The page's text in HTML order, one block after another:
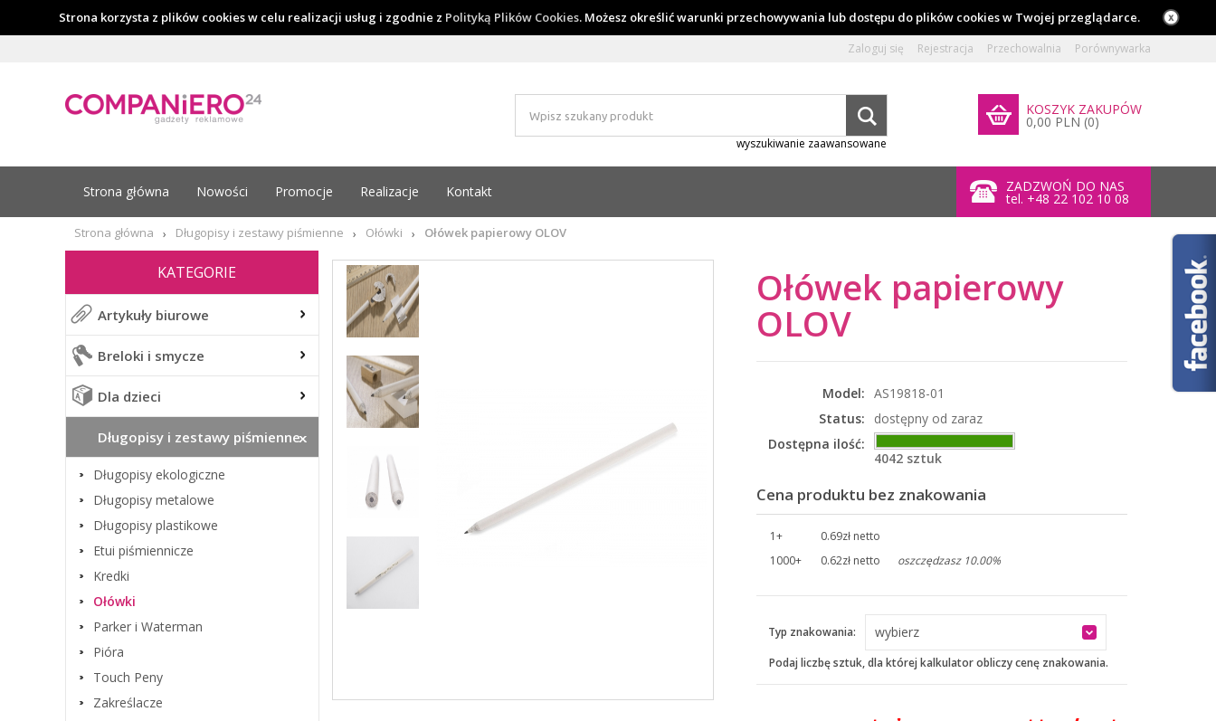
Strona korzysta z plików cookies w celu realizacji usług i zgodnie z Polityką Plików Cookies. Możesz określić warunki przechowywania lub dostępu do plików cookies w Twojej przeglądarce.
Zaloguj się Rejestracja Przechowalnia Porównywarka
KOSZYK ZAKUPÓW
0,00 PLN (0)
wyszukiwanie zaawansowane
Strona główna Nowości Promocje Realizacje Kontakt ZADZWOŃ DO NAS
tel. +48 22 102 10 08
Strona główna › Długopisy i zestawy piśmienne › Ołówki › Ołówek papierowy OLOV
KATEGORIE
Artykuły biurowe
Breloki i smycze
Dla dzieci
Długopisy i zestawy piśmienne
Długopisy ekologiczne
Długopisy metalowe
Długopisy plastikowe
Etui piśmiennicze
Kredki
Ołówki
Parker i Waterman
Pióra
Touch Peny
Zakreślacze
Ołówek papierowy
OLOV
Model: AS19818-01
Status:
dostępny od zaraz
Dostępna ilość:
4042 sztuk
Cena produktu bez znakowania
1+
0.69zł netto
1000+
0.62zł netto oszczędzasz 10.00%
Typ znakowania: wybierz
Podaj liczbę sztuk, dla której kalkulator obliczy cenę znakowania.